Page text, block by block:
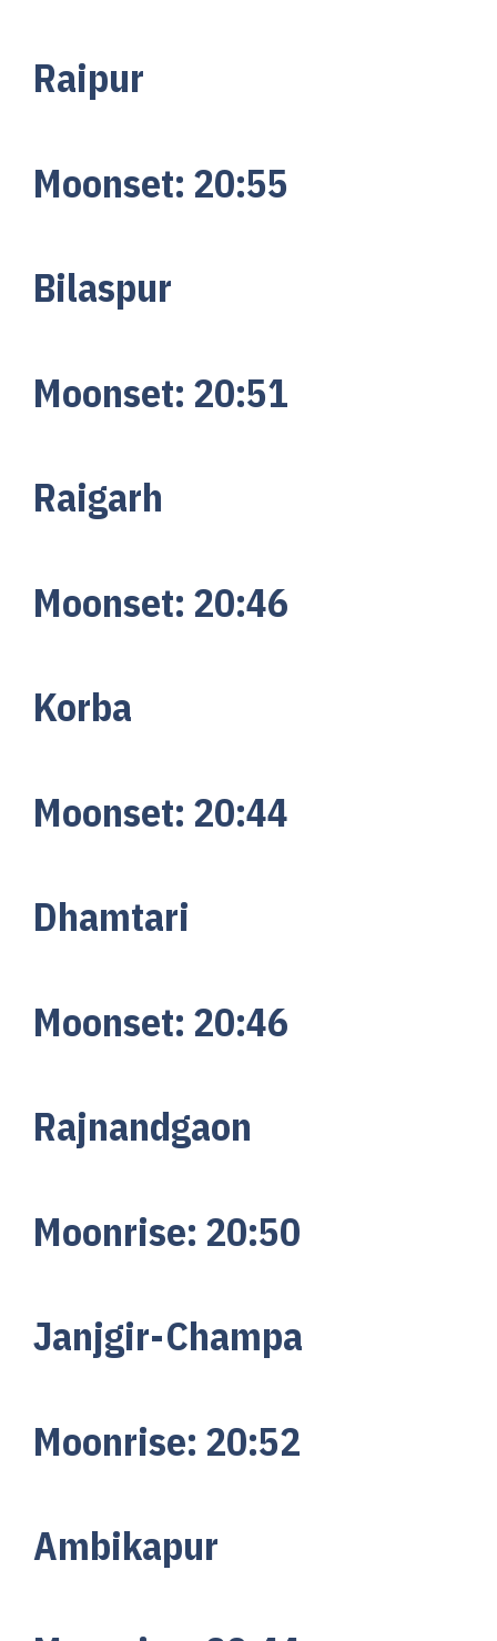
Raipur
Moonset: 20:55
Bilaspur
Moonset: 20:51
Raigarh
Moonset: 20:46
Korba
Moonset: 20:44
Dhamtari
Moonset: 20:46
Rajnandgaon
Moonrise: 20:50
Janjgir-Champa
Moonrise: 20:52
Ambikapur